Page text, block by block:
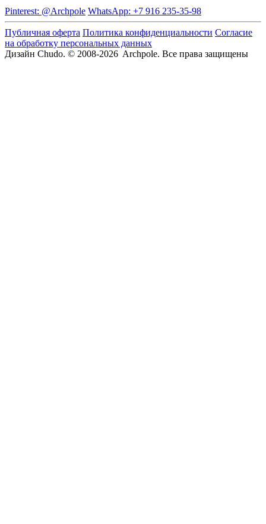
Pinterest: @Archpole WhatsApp: +7 916 235-35-98
Публичная оферта Политика конфиденциальности Согласие
на обработку персональных данных
Дизайн Chudo. © 2008-2026 Archpole. Все права защищены